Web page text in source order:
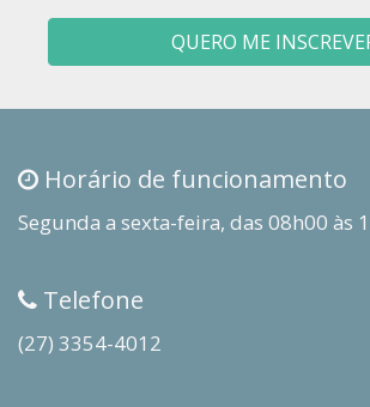
QUERO ME
Horário de funcionamento
Segunda a sexta-feira, das 08h00 às
Telefone
(27) 3354-4012